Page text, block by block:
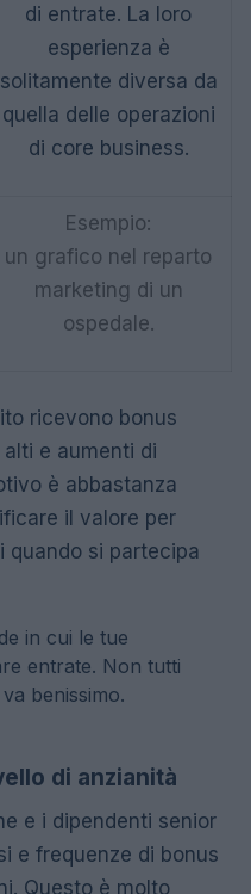
di entrate. La loro
esperienza è
solitamente diversa da
quella delle operazioni
di core business.
Esempio:
un grafico nel reparto
marketing di un
ospedale.
ricevono bonus
e aumenti di
è abbastanza
il valore per
quando si partecipa
in cui le tue
entrate. Non tutti
benissimo.
di anzianità
e i dipendenti senior
e frequenze di bonus
Questo è molto